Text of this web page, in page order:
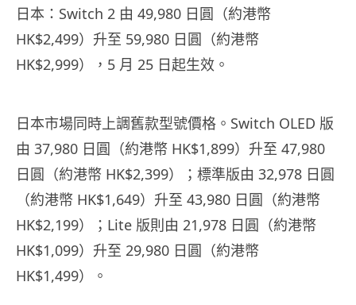
日本：Switch 2 由 49,980 日圓（約港幣
HK$2,499）升至 59,980 日圓（約港幣
HK$2,999），5 月 25 日起生效。
日本市場同時上調舊款型號價格。Switch OLED 版
由 37,980 日圓（約港幣 HK$1,899）升至 47,980
日圓（約港幣 HK$2,399）；標準版由 32,978 日圓
（約港幣 HK$1,649）升至 43,980 日圓（約港幣
HK$2,199）；Lite 版則由 21,978 日圓（約港幣
HK$1,099）升至 29,980 日圓（約港幣
HK$1,499）。